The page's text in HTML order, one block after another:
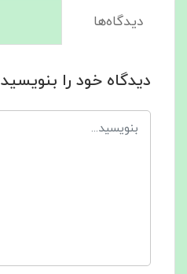
دیدگاه‌ها
دیدگاه خود را بنویسید